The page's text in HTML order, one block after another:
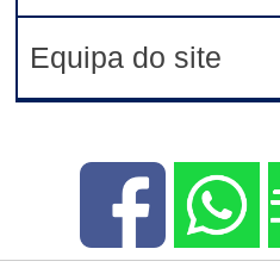
Equipa do site